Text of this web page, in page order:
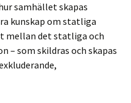
samhället skapas
kunskap om statliga
mellan det statliga och
– som skildras och skapas